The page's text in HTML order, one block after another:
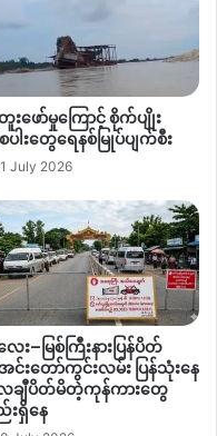
ယ်မရှိဘူး သိရမယ်။
ားဝင်ခွင့်ပြုထားတာဖြစ်
ောရမယ်ဆိုရင် တကယ်ဘဲရှိ
ချမ်းရေး အတွက် နည်း
ေတဲ့ အဖွဲ့အစည်းတစ်ခု
တွင် TAT နှင့် PCG
ရဘက်မှ သတိမထားမိမှု
ရားဝင်စိစစ်ဆွေးနွေးမှု
ာင်ရွက်မှုများကို
ဆက်လက်ပြောဆိုသည်။
၏ အဆိုပါ TAT ရုံးတွင်
းမှုများ ပြုလုပ်ခဲ့သည်။
းဖော်မှုကြောင့် စိုက်ပျိုး
စပါးတွေရေနစ်မြုပ်ပျက်စီး
July 2026
ေး–မြစ်ကြီးနားပြန်ပိတ်
းတော်ကွင်းလမ်း ပြန်သုံးနေ
လချီပိတ်မိတဲ့ကုန်ကားတွေ
ရှိနေ